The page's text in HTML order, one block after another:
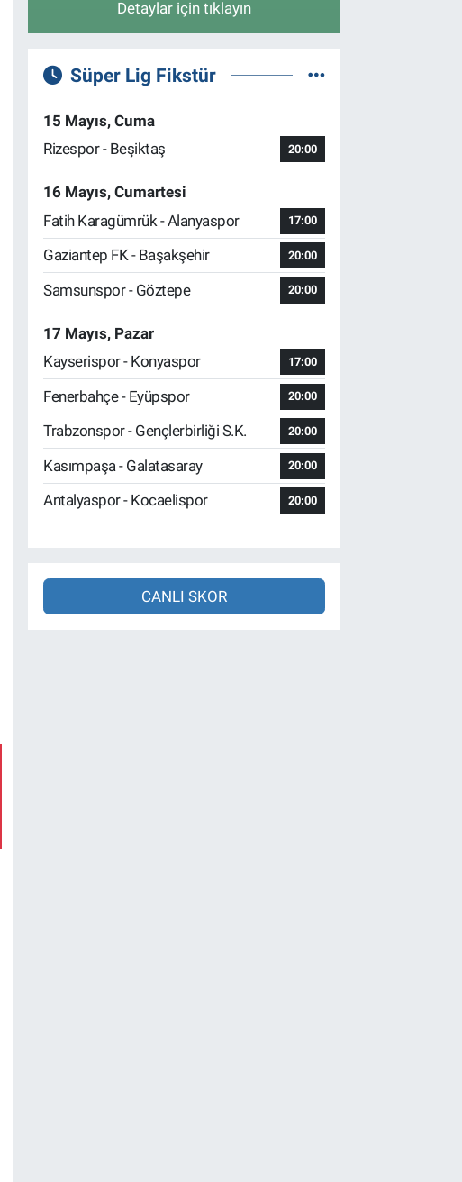
Detaylar için tıklayın
Süper Lig Fikstür
15 Mayıs, Cuma
Rizespor - Beşiktaş
20:00
16 Mayıs, Cumartesi
Fatih Karagümrük - Alanyaspor
17:00
Gaziantep FK - Başakşehir 20:00
Samsunspor - Göztepe 20:00
17 Mayıs, Pazar
Kayserispor - Konyaspor
17:00
Fenerbahçe - Eyüpspor 20:00
Trabzonspor - Gençlerbirliği S.K. 20:00
Kasımpaşa - Galatasaray 20:00
Antalyaspor - Kocaelispor 20:00
CANLI SKOR